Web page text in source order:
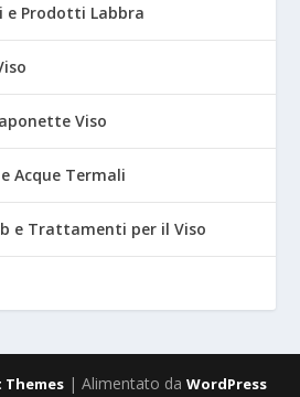
e Prodotti Labbra
Viso
Acque Termali
e Trattamenti per il Viso
Themes| Alimentato da WordPress